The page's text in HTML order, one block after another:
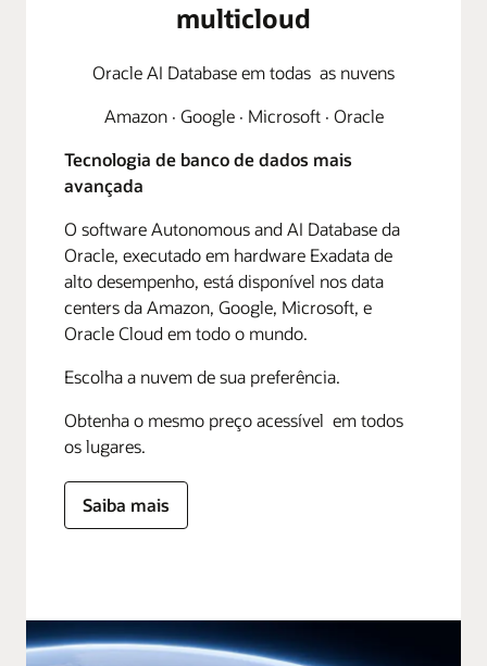
multicloud
Oracle AI Database em todas as nuvens
Amazon · Google · Microsoft · Oracle
Tecnologia de banco de dados mais
avançada
O software Autonomous and AI Database da
Oracle, executado em hardware Exadata de
alto desempenho, está disponível nos data
centers da Amazon, Google, Microsoft, e
Oracle Cloud em todo o mundo.
Escolha a nuvem de sua preferência.
Obtenha o mesmo preço acessível em todos
os lugares.
Saiba mais